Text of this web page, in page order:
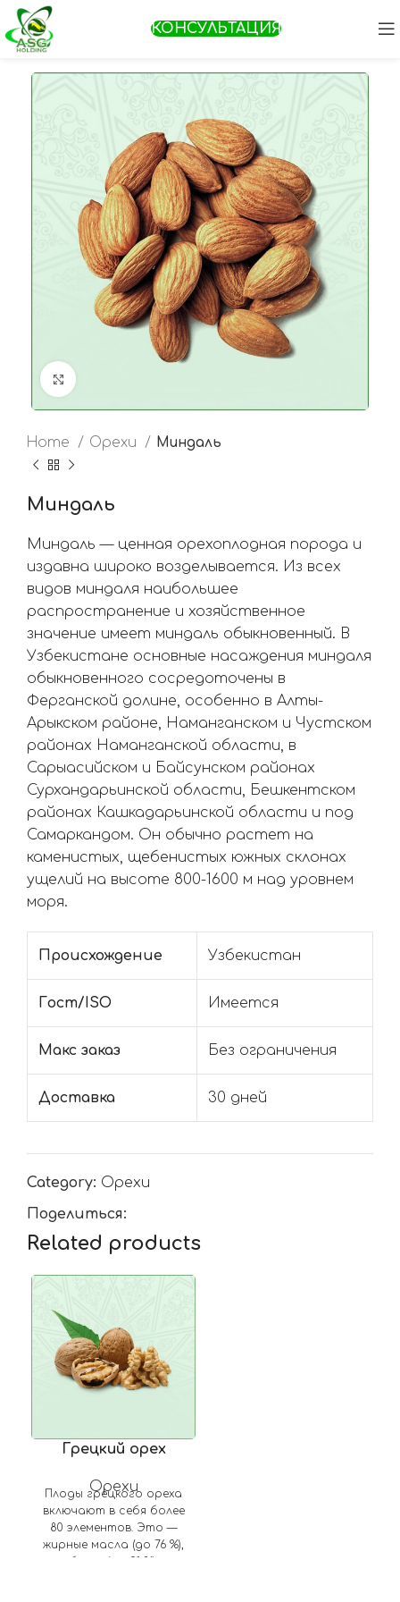
КОНСУЛЬТАЦИЯ
Home Орехи Миндаль
Миндаль
Миндаль — ценная орехоплодная порода и
издавна широко возделывается. Из всех
видов миндаля наибольшее
распространение и хозяйственное
значение имеет миндаль обыкновенный. В
Узбекистане основные насаждения миндаля
обыкновенного сосредоточены в
Ферганской долине, особенно в Алты-
Арыкском районе, Наманганском и Чустском
районах Наманганской области, в
Сарыасийском и Байсунском районах
Сурхандарьинской области, Бешкентском
районах Кашкадарьинской области и под
Самаркандом. Он обычно растет на
каменистых, щебенистых южных склонах
ущелий на высоте 800-1600 м над уровнем
моря.
Происхождение Узбекистан
Гост/ISO Имеется
Макс заказ Без ограничения
Доставка 30 дней
Category: Орехи
Поделиться:
Related products
Грецкий орех
Орехи
Плоды грецкого ореха
включают в себя более
80 элементов. Это —
жирные масла (до 76 %),